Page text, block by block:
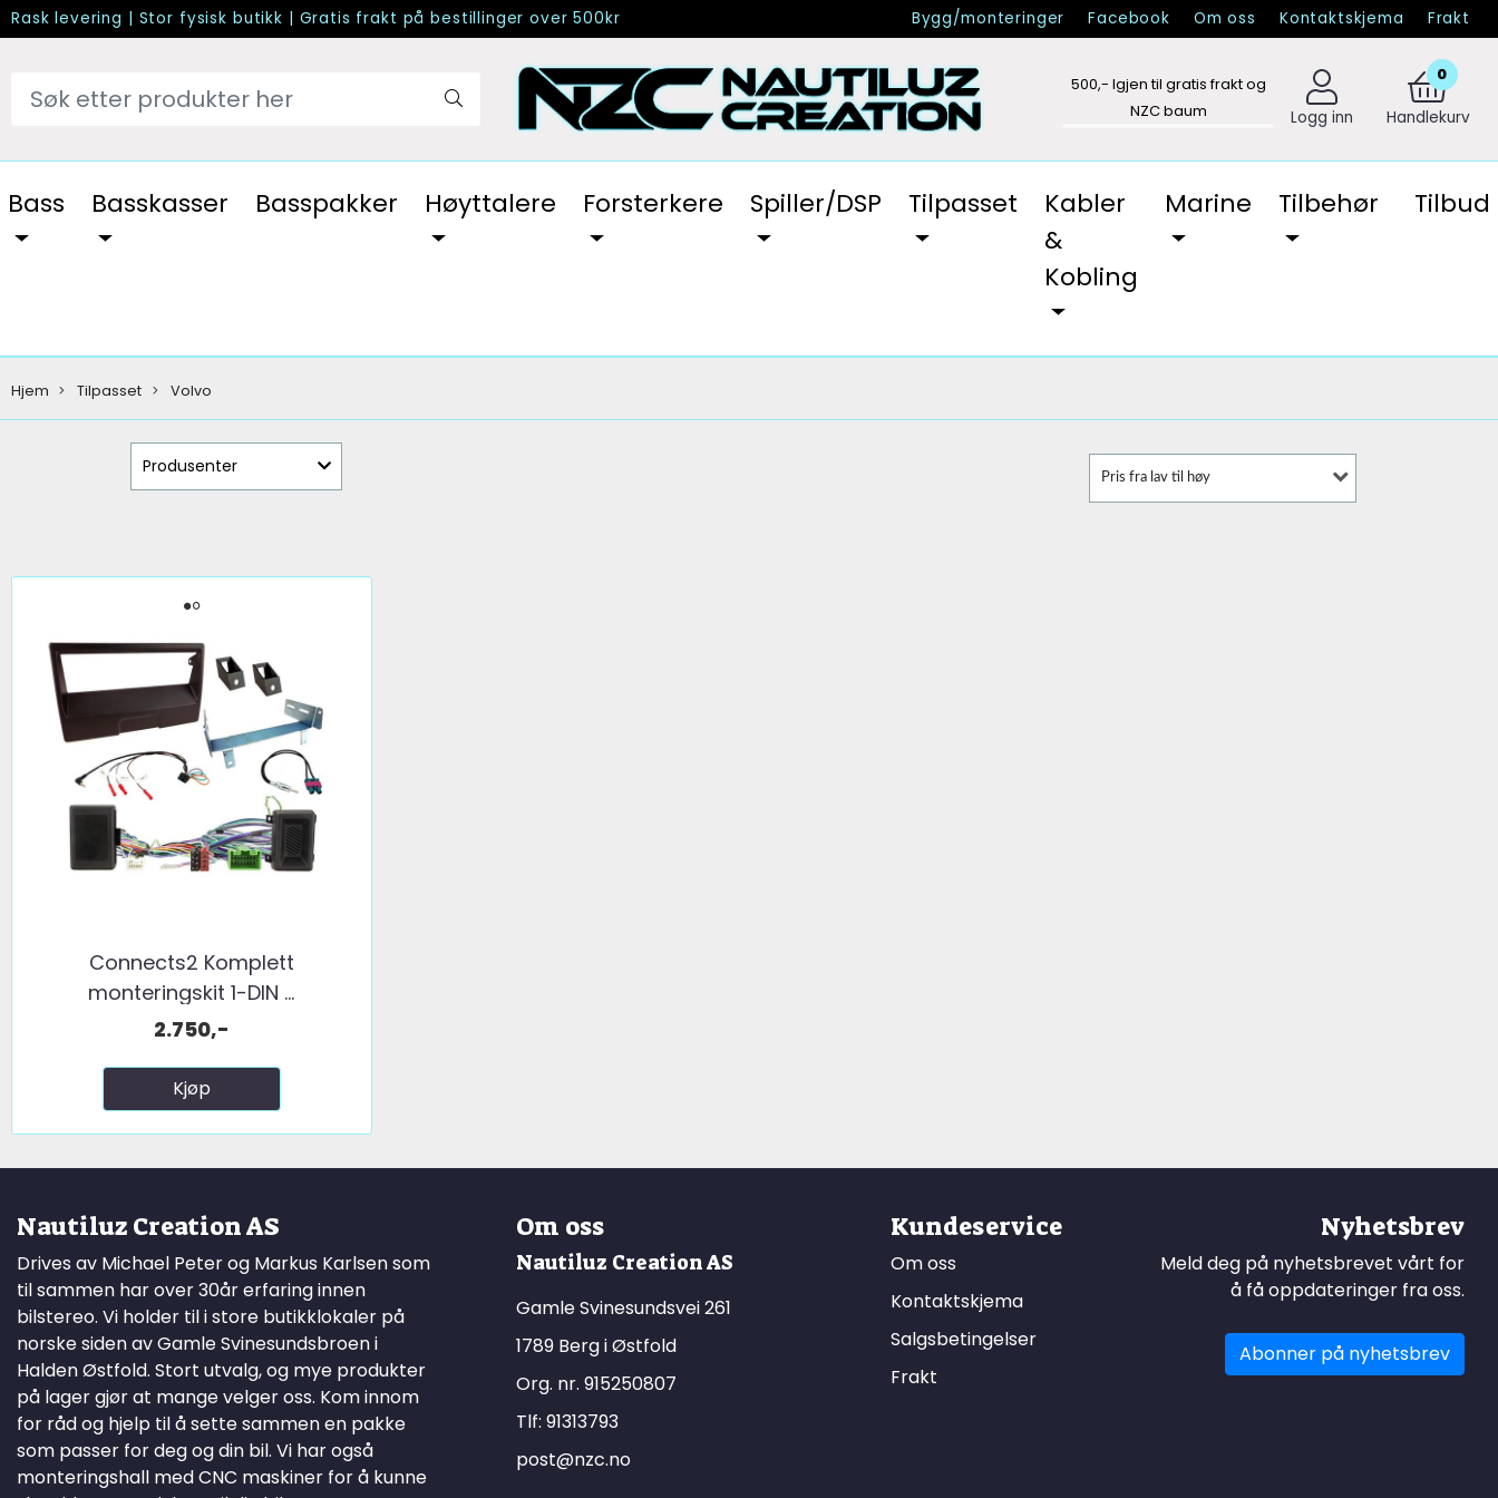
Rask levering | Stor fysisk butikk | Gratis frakt på bestillinger over 500kr Bygg/monteringer Facebook Om oss Kontaktskjema Frakt
500,- Igjen til gratis frakt og
NZC baum
Logg inn
0
Handlekurv
Bass Basskasser Basspakker Høyttalere Forsterkere Spiller/DSP Tilpasset
Kabler
&
Kobling
Marine Tilbehør Tilbud
Hjem Tilpasset Volvo
Produsenter
Pris fra lav til høy
Connects2 Komplett
monteringskit 1-DIN ...
2.750,-
Kjøp
Nautiluz Creation AS
Drives av Michael Peter og Markus Karlsen som
til sammen har over 30år erfaring innen
bilstereo. Vi holder til i store butikklokaler på
norske siden av Gamle Svinesundsbroen i
Halden Østfold. Stort utvalg, og mye produkter
på lager gjør at mange velger oss. Kom innom
for råd og hjelp til å sette sammen en pakke
som passer for deg og din bil. Vi har også
monteringshall med CNC maskiner for å kunne
Om oss
Nautiluz Creation AS
Gamle Svinesundsvei 261
1789 Berg i Østfold
Org. nr. 915250807
Tlf: 91313793
post@nzc.no
Kundeservice
Om oss
Kontaktskjema
Salgsbetingelser
Frakt
Nyhetsbrev
Meld deg på nyhetsbrevet vårt for
å få oppdateringer fra oss.
Abonner på nyhetsbrev